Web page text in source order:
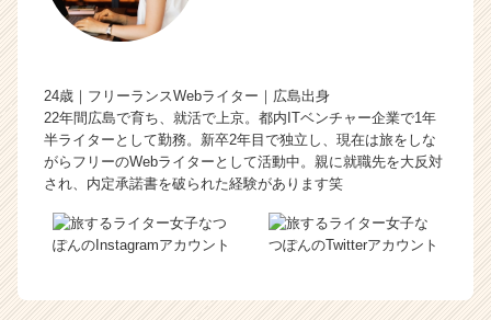
24歳｜フリーランスWebライター｜広島出身
22年間広島で育ち、就活で上京。都内ITベンチャー企業で1年
半ライターとして勤務。新卒2年目で独立し、現在は旅をしな
がらフリーのWebライターとして活動中。親に就職先を大反対
され、内定承諾書を破られた経験があります笑